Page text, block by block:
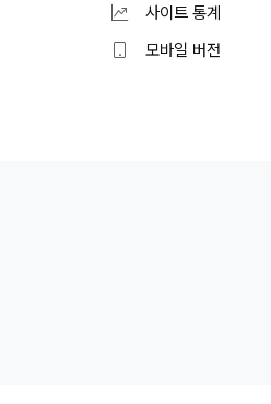
사이트 통계
모바일 버전